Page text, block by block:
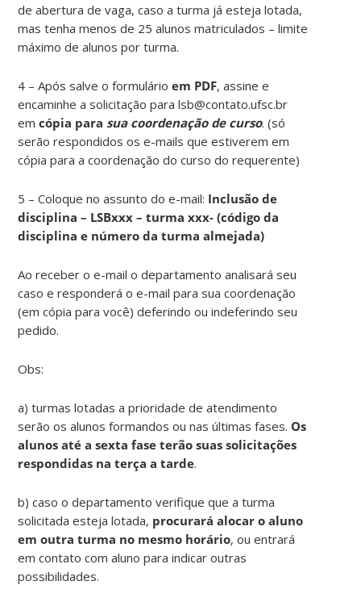
de abertura de vaga, caso a turma já esteja lotada,
mas tenha menos de 25 alunos matriculados – limite
máximo de alunos por turma.
4 – Após salve o formulárioem PDF, assine e
encaminhe a solicitação para lsb@contato.ufsc.br
emcópia para sua coordenação de curso. (só
serão respondidos os e-mails que estiverem em
cópia para a coordenação do curso do requerente)
5 – Coloque no assunto do e-mail: Inclusão de
disciplina – LSBxxx – turma xxx- (código da
disciplina e número da turma almejada)
Ao receber o e-mail o departamento analisará seu
caso e responderá o e-mail para sua coordenação
(em cópia para você) deferindo ou indeferindo seu
pedido.
Obs:
a) turmas lotadas a prioridade de atendimento
serão os alunos formandos ou nas últimas fases. Os
alunos até a sexta fase terão suas solicitações
respondidas na terça a tarde.
b) caso o departamento verifique que a turma
solicitada esteja lotada, procurará alocar o aluno
em outra turma no mesmo horário, ou entrará
em contato com aluno para indicar outras
possibilidades.